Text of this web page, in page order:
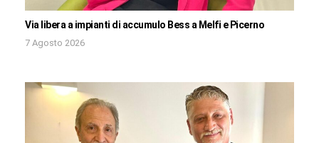
Via libera a impianti di accumulo Bess a Melfi e Picerno
7 Agosto 2026